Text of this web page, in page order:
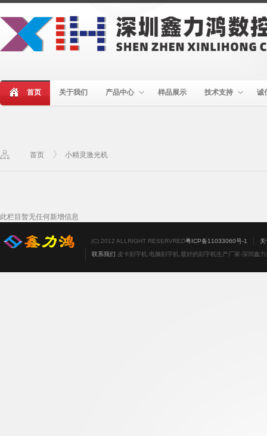
首页 关于我们 产品中心 样品展示 技术支持 诚
首页 小精灵激光机
此栏目暂无任何新增信息
(C) 2012 ALLRIGHT RESERVRED粤ICP备11033060号-1
联系我们 皮卡刻字机,电脑刻字机,最好的刻字机生产厂家-深圳鑫